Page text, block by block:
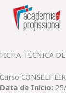
content
FICHA TÉCNICA
Curso
Data de Início: